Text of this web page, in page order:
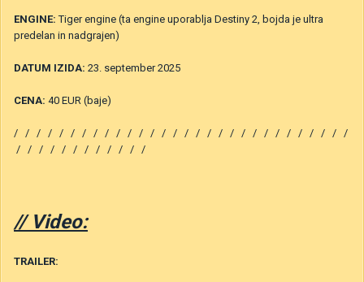
ENGINE:Tiger engine (ta engine uporablja Destiny 2, bojda je ultra
predelan in nadgrajen)
DATUM IZIDA: 23. september 2025
CENA: 40 EUR (baje)
/ / / / / / / / / / / / / / / / / / / / / / / / / / / / / /
/ / / / / / / / / / / /
// Video:
TRAILER: